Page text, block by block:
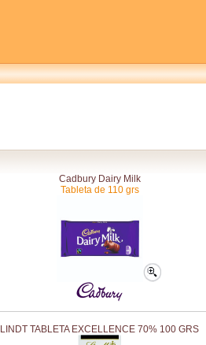
Cadbury Dairy Milk
Tableta de 110 grs
LINDT TABLETA EXCELLENCE 70% 100 GRS